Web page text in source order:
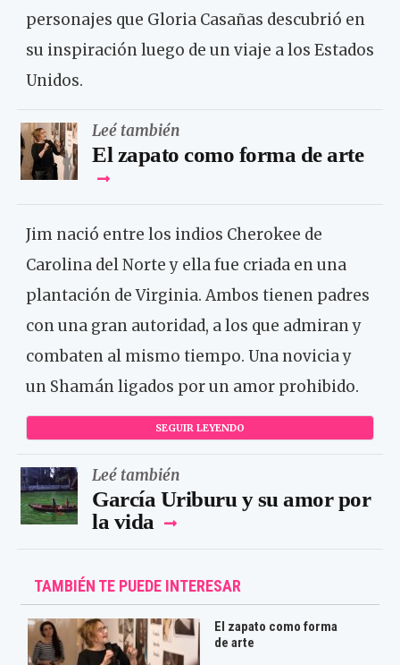
personajes que Gloria Casañas descubrió en
su inspiración luego de un viaje a los Estados
Unidos.
Leé también
El zapato como forma de arte
Jim nació entre los indios Cherokee de
Carolina del Norte y ella fue criada en una
plantación de Virginia. Ambos tienen padres
con una gran autoridad, a los que admiran y
combaten al mismo tiempo. Una novicia y
un Shamán ligados por un amor prohibido.
SEGUIR LEYENDO
Leé también
García Uriburu y su amor por
la vida
TAMBIÉN TE PUEDE INTERESAR
El zapato como forma
de arte